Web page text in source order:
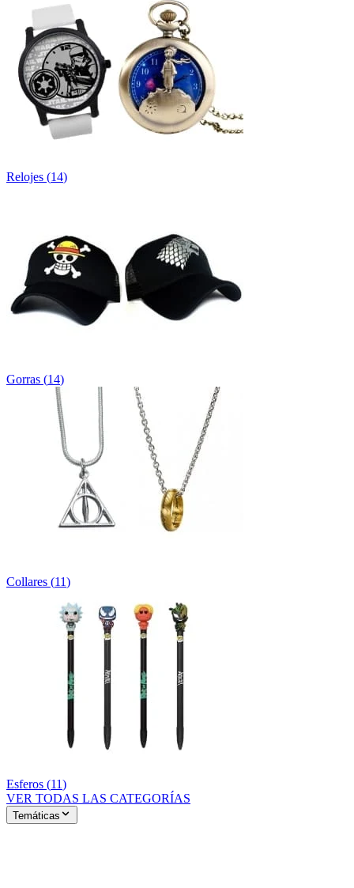
Relojes (14)
Gorras (14)
Collares (11)
Esferos (11)
VER TODAS LAS CATEGORÍAS
Temáticas